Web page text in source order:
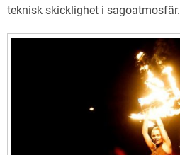
teknisk skicklighet i sagoatmosfär.